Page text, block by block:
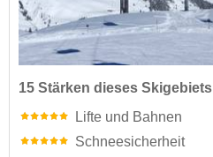
15 Stärken dieses Skigebiets
Lifte und Bahnen
Schneesicherheit